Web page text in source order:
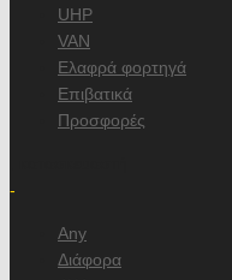
UHP
VAN
Ελαφρά φορτηγά
Επιβατικά
Προσφορές
-
Any
Διάφορα